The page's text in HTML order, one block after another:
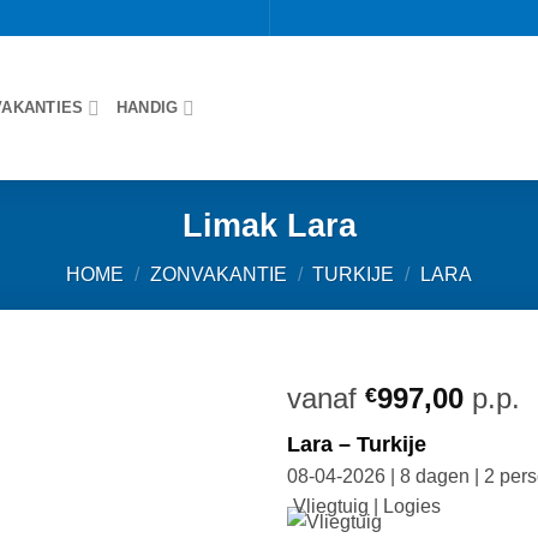
HANDIG
Limak Lara
HOME / ZONVAKANTIE / TURKIJE / LARA
vanaf €997,00 p.p.
Lara – Turkije
08-04-2026 | 8 dagen | 2
Vliegtuig | Logies